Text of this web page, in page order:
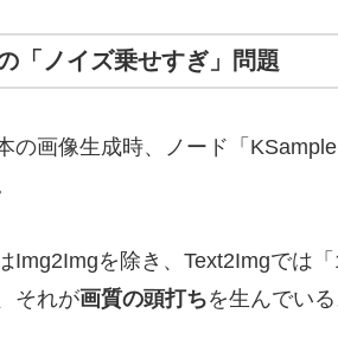
「ノイズ乗せすぎ」問題
の画像生成時、ノード「
Img2Imgを除き、Text2Imgでは
それが画質の頭打ちを生んでいる